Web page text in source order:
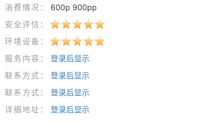
消费情况：
600p 900pp
安全评估：
环境设备：
服务内容：
登录后显示
联系方式：
登录后显示
联系方式：
登录后显示
详细地址：
登录后显示